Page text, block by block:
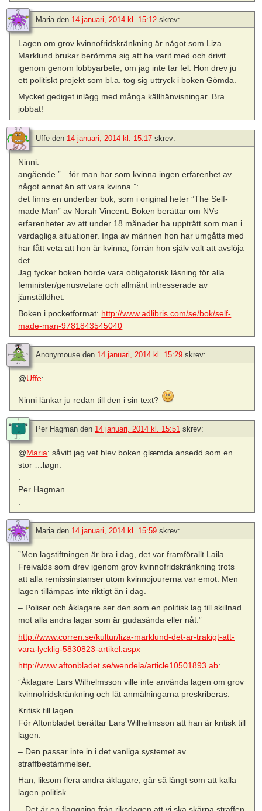
Mariaden 14 januari, 2014 kl. 15:12 skrev:
Lagen om grov kvinnofridskränkning är något som Liza
Marklund brukar berömma sig att ha varit med och drivit
igenom genom lobbyarbete, om jag inte tar fel. Hon drev ju
ett politiskt projekt som bl.a. tog sig uttryck i boken Gömda.
Mycket gediget inlägg med många källhänvisningar. Bra
jobbat!
Uffe den 14 januari, 2014 kl. 15:17 skrev:
Ninni:
angående ”…för man har som kvinna ingen erfarenhet av
något annat än att vara kvinna.”:
det finns en underbar bok, som i original heter ”The Self-
made Man” av Norah Vincent. Boken berättar om NVs
erfarenheter av att under 18 månader ha uppträtt som man i
vardagliga situationer. Inga av männen hon har umgåtts med
har fått veta att hon är kvinna, förrän hon själv valt att avslöja
det.
Jag tycker boken borde vara obligatorisk läsning för alla
feminister/genusvetare och allmänt intresserade av
jämställdhet.
Boken i pocketformat: http://www.adlibris.com/se/bok/self-
made-man-9781843545040
Anonymouse den 14 januari, 2014 kl. 15:29 skrev:
@Uffe:
Ninni länkar ju redan till den i sin text?
Per Hagman den 14 januari, 2014 kl. 15:51 skrev:
@Maria: såvitt jag vet blev boken glæmda ansedd som en
stor …løgn.
Per Hagman.
Mariaden 14 januari, 2014 kl. 15:59 skrev:
”Men lagstiftningen är bra i dag, det var framförallt Laila
Freivalds som drev igenom grov kvinnofridskränkning trots
att alla remissinstanser utom kvinnojourerna var emot. Men
lagen tillämpas inte riktigt än i dag.
– Poliser och åklagare ser den som en politisk lag till skillnad
mot alla andra lagar som är gudasända eller nåt.”
http://www.corren.se/kultur/liza-marklund-det-ar-trakigt-att-
vara-lycklig-5830823-artikel.aspx
http://www.aftonbladet.se/wendela/article10501893.ab:
”Åklagare Lars Wilhelmsson ville inte använda lagen om grov
kvinnofridskränkning och lät anmälningarna preskriberas.
Kritisk till lagen
För Aftonbladet berättar Lars Wilhelmsson att han är kritisk till
lagen.
– Den passar inte in i det vanliga systemet av
straffbestämmelser.
Han, liksom flera andra åklagare, går så långt som att kalla
lagen politisk.
– Det är en flaggning från riksdagen att vi ska skärpa straffen